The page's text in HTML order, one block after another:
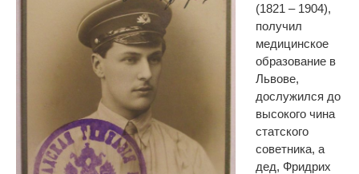
(1821 – 1904),
получил
медицинское
образование в
Львове,
дослужился до
высокого чина
статского
советника, а
дед, Фридрих